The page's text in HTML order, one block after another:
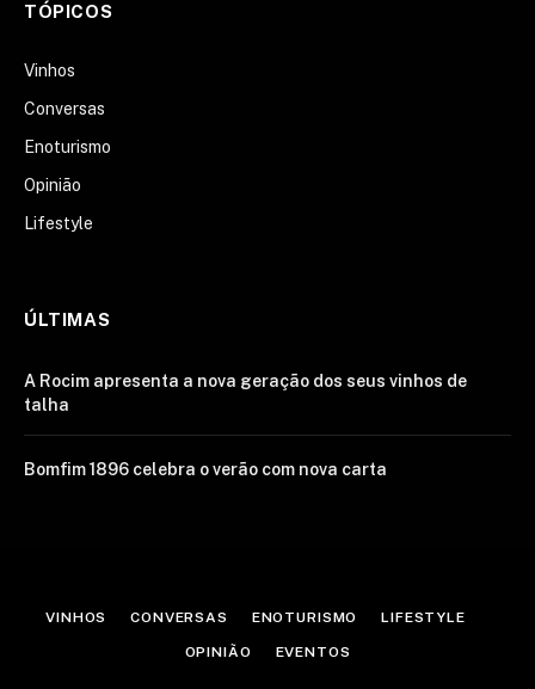
TÓPICOS
Vinhos
Conversas
Enoturismo
Opinião
Lifestyle
ÚLTIMAS
A Rocim apresenta a nova geração dos seus vinhos de
talha
Bomfim 1896 celebra o verão com nova carta
VINHOS CONVERSAS ENOTURISMO LIFESTYLE
OPINIÃO EVENTOS